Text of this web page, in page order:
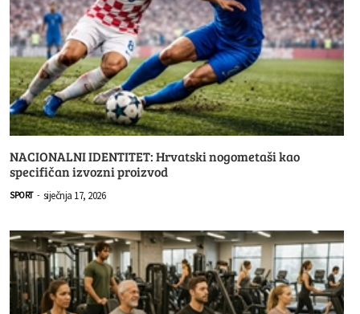
NACIONALNI IDENTITET: Hrvatski nogometaši kao
specifičan izvozni proizvod
SPORT - siječnja 17, 2026